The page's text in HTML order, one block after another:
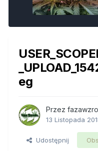
eg
Przez
13 Listopada
Udostępnij